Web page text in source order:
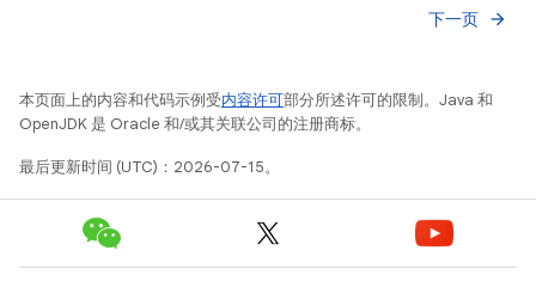
下一页 arrow_forward
本页面上的内容和代码示例受内容许可部分所述许可的限制。Java 和
OpenJDK 是 Oracle 和/或其关联公司的注册商标。
最后更新时间 (UTC)：2026-07-15。